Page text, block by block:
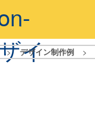
> デザイン制作例 >